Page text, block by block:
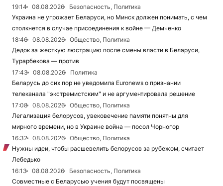
19:14 08.08.2026
Безопасность, Политика
Украина не угрожает Беларуси, но Минск должен понимать, с чем
столкнется в случае присоединения к войне — Демченко
18:46
08.08.2026
Общество, Политика
Дедок за жесткую люстрацию после смены власти в Беларуси,
Турарбекова — против
17:43
08.08.2026
Политика
Беларусь до сих пор не уведомила Euronews о признании
телеканала "экстремистским" и не аргументировала решение
17:08
08.08.2026
Общество, Политика
Легализация белорусов, увековечение памяти понятны для
мирного времени, но в Украине война — посол Чорногор
16:32
08.08.2026
Общество, Политика
Нужны идеи, чтобы расшевелить белорусов за рубежом, считает
Лебедько
16:13
08.08.2026
Безопасность, Политика
Совместные с Беларусью учения будут посвящены